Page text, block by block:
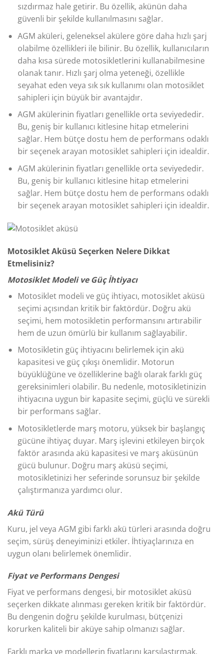
sızdırmaz hale getirir. Bu özellik, akünün daha
güvenli bir şekilde kullanılmasını sağlar.
AGM aküleri, geleneksel akülere göre daha hızlı şarj
olabilme özellikleri ile bilinir. Bu özellik, kullanıcıların
daha kısa sürede motosikletlerini kullanabilmesine
olanak tanır. Hızlı şarj olma yeteneği, özellikle
seyahat eden veya sık sık kullanımı olan motosiklet
sahipleri için büyük bir avantajdır.
AGM akülerinin fiyatları genellikle orta seviyededir.
Bu, geniş bir kullanıcı kitlesine hitap etmelerini
sağlar. Hem bütçe dostu hem de performans odaklı
bir seçenek arayan motosiklet sahipleri için idealdir.
AGM akülerinin fiyatları genellikle orta seviyededir.
Bu, geniş bir kullanıcı kitlesine hitap etmelerini
sağlar. Hem bütçe dostu hem de performans odaklı
bir seçenek arayan motosiklet sahipleri için idealdir.
Motosiklet Aküsü Seçerken Nelere Dikkat
Etmelisiniz?
Motosiklet Modeli ve Güç İhtiyacı
Motosiklet modeli ve güç ihtiyacı, motosiklet aküsü
seçimi açısından kritik bir faktördür. Doğru akü
seçimi, hem motosikletin performansını artırabilir
hem de uzun ömürlü bir kullanım sağlayabilir.
Motosikletin güç ihtiyacını belirlemek için akü
kapasitesi ve güç çıkışı önemlidir. Motorun
büyüklüğüne ve özelliklerine bağlı olarak farklı güç
gereksinimleri olabilir. Bu nedenle, motosikletinizin
ihtiyacına uygun bir kapasite seçimi, güçlü ve sürekli
bir performans sağlar.
Motosikletlerde marş motoru, yüksek bir başlangıç
gücüne ihtiyaç duyar. Marş işlevini etkileyen birçok
faktör arasında akü kapasitesi ve marş aküsünün
gücü bulunur. Doğru marş aküsü seçimi,
motosikletinizi her seferinde sorunsuz bir şekilde
çalıştırmanıza yardımcı olur.
Akü Türü
Kuru, jel veya AGM gibi farklı akü türleri arasında doğru
seçim, sürüş deneyiminizi etkiler. İhtiyaçlarınıza en
uygun olanı belirlemek önemlidir.
Fiyat ve Performans Dengesi
Fiyat ve performans dengesi, bir motosiklet aküsü
seçerken dikkate alınması gereken kritik bir faktördür.
Bu dengenin doğru şekilde kurulması, bütçenizi
korurken kaliteli bir aküye sahip olmanızı sağlar.
Farklı marka ve modellerin fiyatlarını karşılaştırmak,